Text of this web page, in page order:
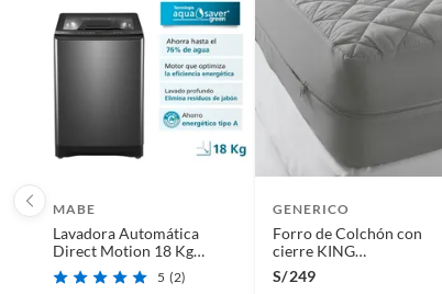
MABE
Lavadora Automática
Direct Motion 18 Kg
Diamond Gray Mabe
LMA8120WDGBB0
5 (2)
GENERICO
Forro de Colchón con
cierre KING
IMPERMEABLE -
ANTIÁCAROS -
S/249